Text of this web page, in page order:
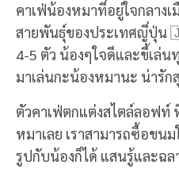
คาเฟ่น้องหมาที่อยู่ใจกลาง
สายพันธ์ุของประเทศญี่ปุ่น
4-5 ตัว น้องๆใจดีและขี้เล่
มาเล่นกะน้องหมานะ น่ารัก
ตัวคาเฟ่ตกแต่งสไตล์ลอฟท์
หมาเลย เราสามารถซื้อขน
รูปกับน้องก็ได้ แสนรู้และฉล